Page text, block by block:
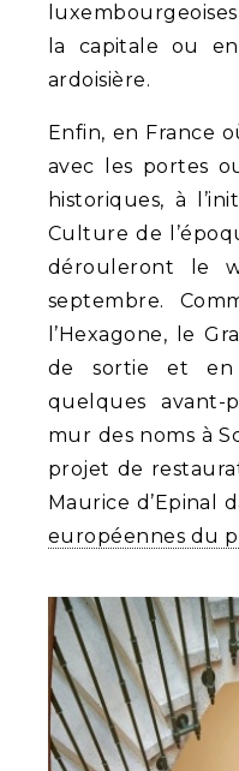
la capitale ou
ardoisière.
Enfin, en France
avec les portes
historiques, à
Culture de
dérouleront le
septembre.
l’Hexagone, le
de sortie et en
quelques
mur des noms à
projet de
Maurice d’Epinal
européennes du